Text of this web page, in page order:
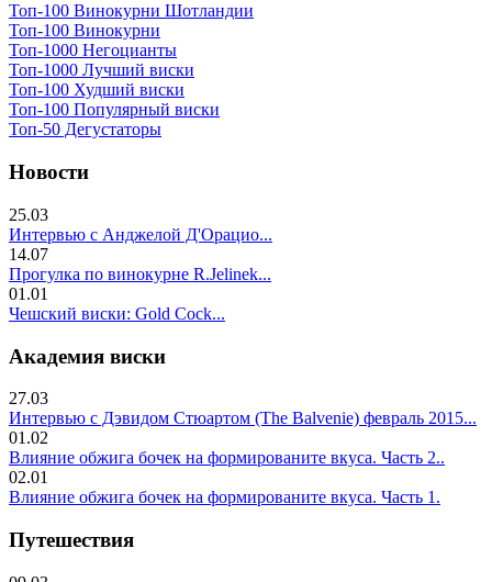
Топ-100 Винокурни Шотландии
Топ-100 Винокурни
Топ-1000 Негоцианты
Топ-1000 Лучший виски
Топ-100 Худший виски
Топ-100 Популярный виски
Топ-50 Дегустаторы
Новости
25.03
Интервью с Анджелой Д'Орацио...
14.07
Прогулка по винокурне R.Jelinek...
01.01
Чешский виски: Gold Cock...
Академия виски
27.03
Интервью с Дэвидом Стюартом (The Balvenie) февраль 2015...
01.02
Влияние обжига бочек на формированите вкуса. Часть 2..
02.01
Влияние обжига бочек на формированите вкуса. Часть 1.
Путешествия